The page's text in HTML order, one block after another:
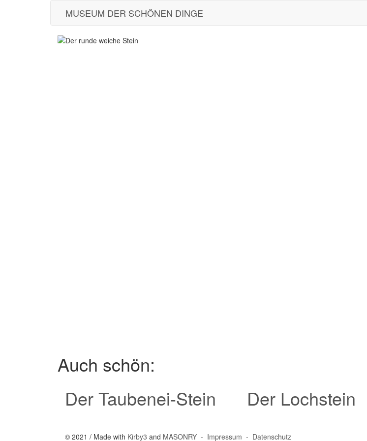
MUSEUM DER SCHÖNEN DINGE
Auch schön:
Der Taubenei-Stein
Der Lochstein
© 2021 / Made with Kirby3 and MASONRY - Impressum - Datenschutz